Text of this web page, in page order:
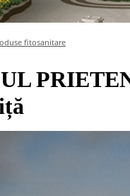
fitosanitare